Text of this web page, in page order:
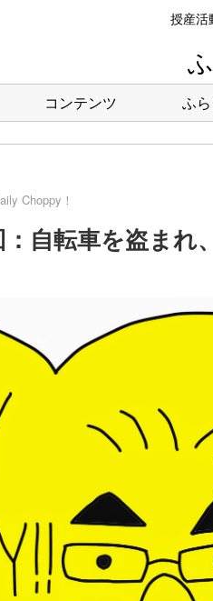
授産活
コンテンツ ふ
Choppy！
自転車を盗まれ